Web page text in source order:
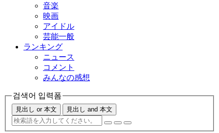
音楽
映画
アイドル
芸能一般
ランキング
ニュース
コメント
みんなの感想
검색어 입력폼
見出し or 本文 見出し and 本文